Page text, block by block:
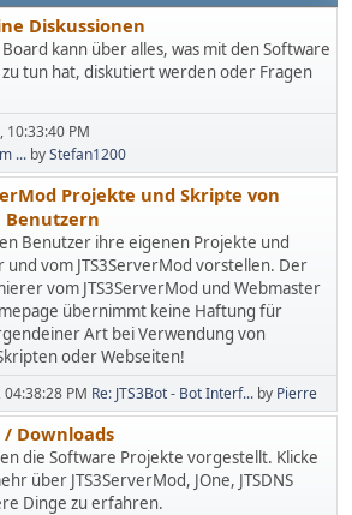
Diskussionen
kann über alles, was mit den Software
tun hat, diskutiert werden oder Fragen
10:33:40 PM
... byStefan1200
Projekte und Skripte von
Benutzern
Benutzer ihre eigenen Projekte und
und vom JTS3ServerMod vorstellen. Der
vom JTS3ServerMod und Webmaster
übernimmt keine Haftung für
Art bei Verwendung von
oder Webseiten!
PM Re: JTS3Bot - Bot Interf... by Pierre
Downloads
die Software Projekte vorgestellt. Klicke
über JTS3ServerMod, JOne, JTSDNS
Dinge zu erfahren.